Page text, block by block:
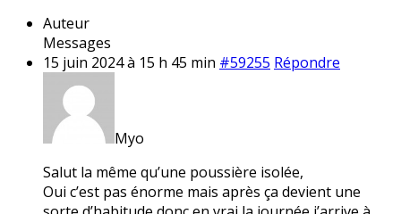
Auteur
Messages
15 juin 2024 à 15 h 45 min #59255 Répondre
Myo
Salut la même qu’une poussière isolée,
Oui c’est pas énorme mais après ça devient une